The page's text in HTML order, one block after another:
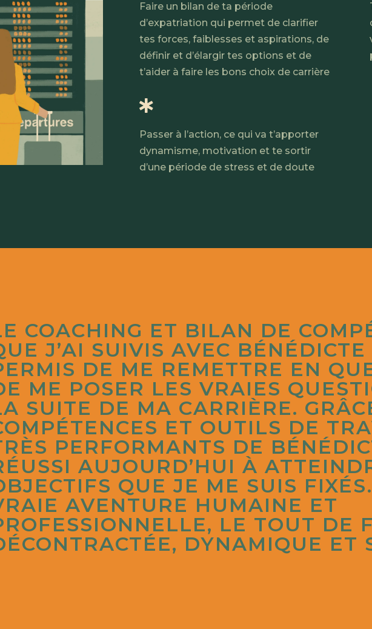
Faire un bilan de ta période
d’expatriation qui permet de clarifier
tes forces, faiblesses et aspirations, de
définir et d’élargir tes options et de
t’aider à faire les bons choix de carrière

Passer à l’action, ce qui va t’apporter
dynamisme, motivation et te sortir
d’une période de stress et de doute
COACHING ET BILAN DE
J’AI SUIVIS AVEC BÉNÉDICTE
DE ME REMETTRE EN
ME POSER LES VRAIES
SUITE DE MA CARRIÈRE.
ET OUTILS DE
PERFORMANTS DE
AUJOURD’HUI À
QUE JE ME SUIS
AVENTURE HUMAINE ET
LE TOUT DE
DYNAMIQUE ET